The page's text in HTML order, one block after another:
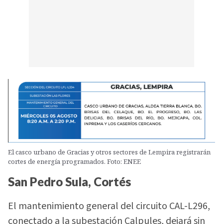
El casco urbano de Gracias y otros sectores de Lempira registrarán
cortes de energía programados. Foto: ENEE
San Pedro Sula, Cortés
El mantenimiento general del circuito CAL-L296,
conectado a la subestación Calpules, dejará sin